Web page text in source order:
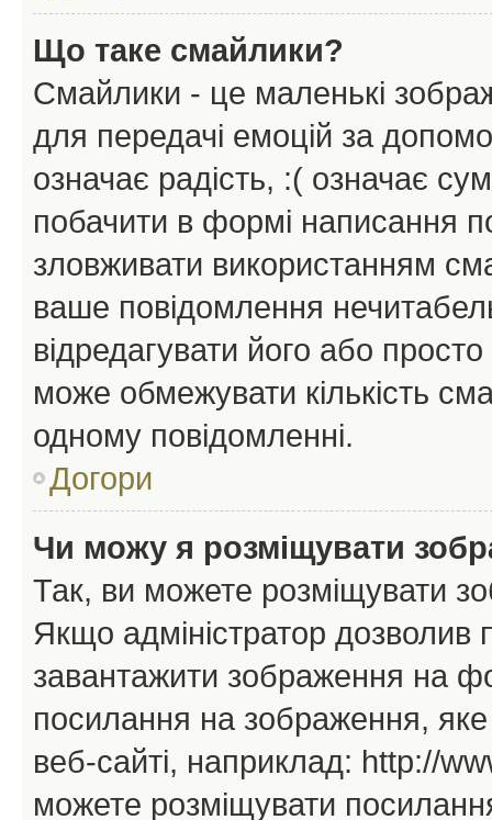
Що таке смайлики?
Смайлики - це маленькі
для передачі емоцій за
означає радість, :( означає
побачити в формі написання
зловживати використанням
ваше повідомлення
відредагувати його або
може обмежувати кількість
одному повідомленні.
Догори
Чи можу я розміщувати
Так, ви можете розміщувати
Якщо адміністратор
завантажити зображення на
посилання на зображення, яке
веб-сайті, наприклад: http://
можете розміщувати